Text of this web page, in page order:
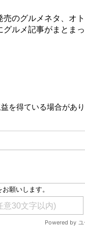
のグルメネタ、オ
グルメ記事がまとま
を得ている場合があ